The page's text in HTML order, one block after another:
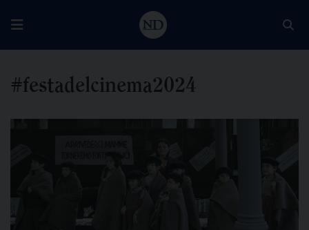
#festadelcinema2024